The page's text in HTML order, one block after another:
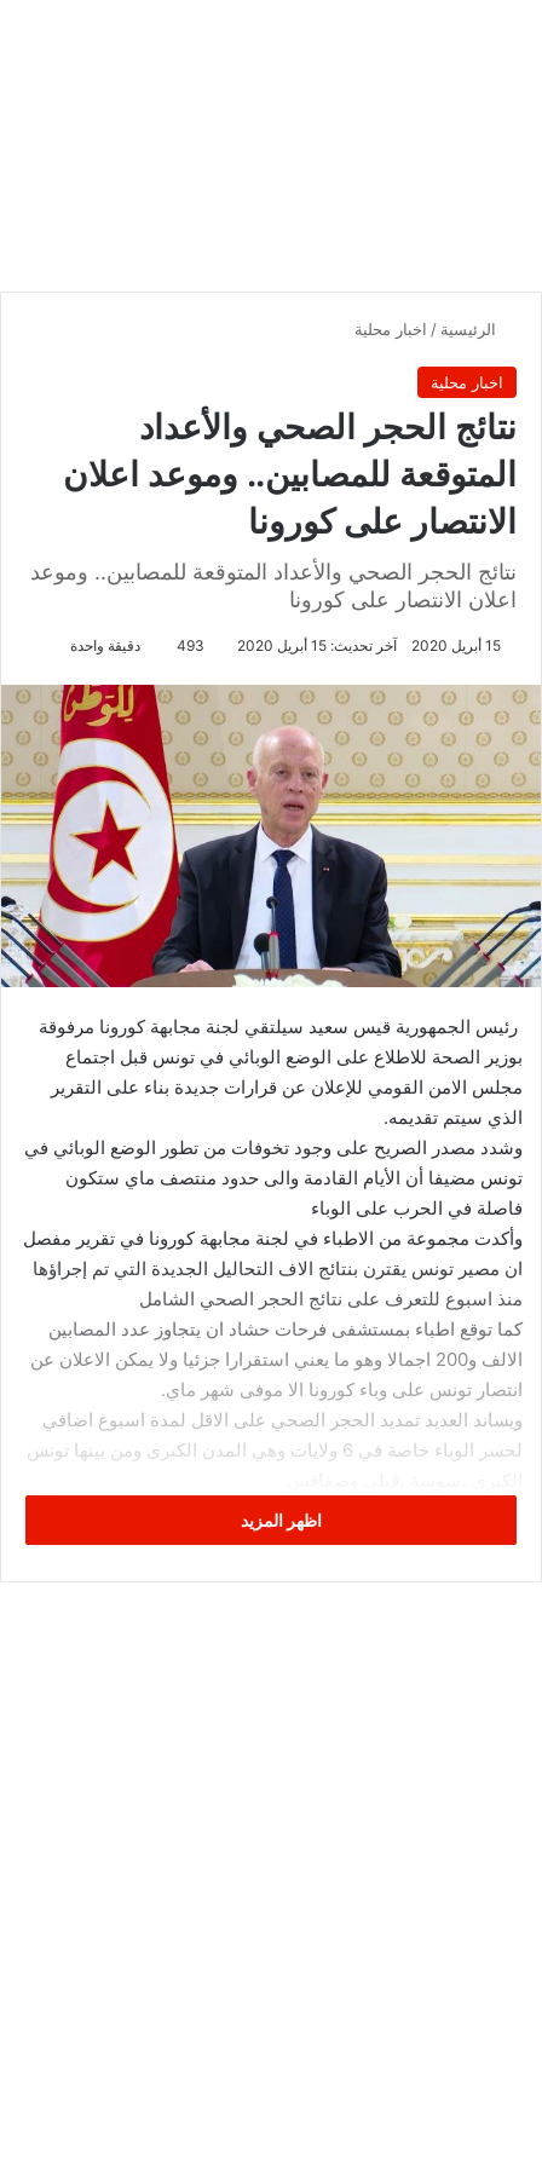
الرئيسية / اخبار محلية
اخبار محلية
نتائج الحجر الصحي والأعداد
المتوقعة للمصابين.. وموعد اعلان
الانتصار على كورونا
نتائج الحجر الصحي والأعداد المتوقعة للمصابين.. وموعد
اعلان الانتصار على كورونا
15 أبريل 2020 آخر تحديث: 15 أبريل 2020 493 دقيقة واحدة
رئيس الجمهورية قيس سعيد سيلتقي لجنة مجابهة كورونا مرفوقة
بوزير الصحة للاطلاع على الوضع الوبائي في تونس قبل اجتماع
مجلس الامن القومي للإعلان عن قرارات جديدة بناء على التقرير
الذي سيتم تقديمه.
وشدد مصدر الصريح على وجود تخوفات من تطور الوضع الوبائي في
تونس مضيفا أن الأيام القادمة والى حدود منتصف ماي ستكون
فاصلة في الحرب على الوباء
وأكدت مجموعة من الاطباء في لجنة مجابهة كورونا في تقرير مفصل
ان مصير تونس يقترن بنتائج الاف التحاليل الجديدة التي تم إجراؤها
منذ اسبوع للتعرف على نتائج الحجر الصحي الشامل
كما توقع اطباء بمستشفى فرحات حشاد ان يتجاوز عدد المصابين
الالف و200 اجمالا وهو ما يعني استقرارا جزئيا ولا يمكن الاعلان عن
انتصار تونس على وباء كورونا الا موفى شهر ماي.
ويساند العديد تمديد الحجر الصحي على الاقل لمدة اسبوع اضافي
لحسر الوباء خاصة في 6 ولايات وهي المدن الكبرى ومن بينها تونس
اظهر المزيد